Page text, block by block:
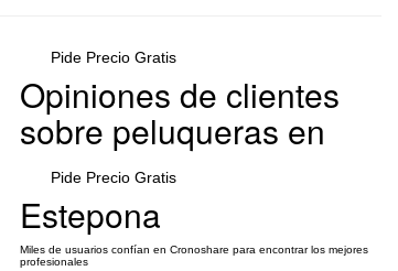
Pide Precio Gratis
Pide Precio Gratis
Opiniones de clientes
sobre peluqueras en
Estepona
Miles de usuarios confían en Cronoshare para encontrar los mejores
profesionales